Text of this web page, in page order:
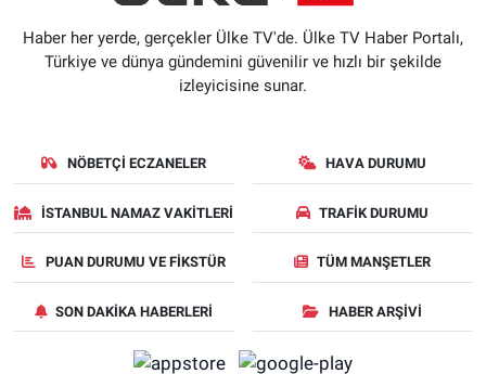
Haber her yerde, gerçekler Ülke TV'de. Ülke TV Haber Portalı,
Türkiye ve dünya gündemini güvenilir ve hızlı bir şekilde
izleyicisine sunar.
NÖBETÇI ECZANELER HAVA DURUMU
İSTANBUL NAMAZ VAKITLERI TRAFIK DURUMU
PUAN DURUMU VE FIKSTÜR TÜM MANŞETLER
SON DAKIKA HABERLERI HABER ARŞIVI